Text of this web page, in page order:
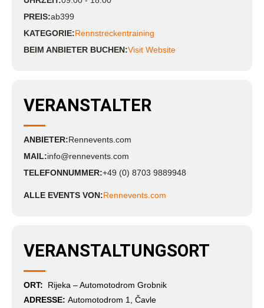
PREIS:ab399
KATEGORIE:Rennstreckentraining
BEIM ANBIETER BUCHEN:Visit Website
VERANSTALTER
ANBIETER:Rennevents.com
MAIL:info@rennevents.com
TELEFONNUMMER:+49 (0) 8703 9889948
ALLE EVENTS VON:Rennevents.com
VERANSTALTUNGSORT
ORT: Rijeka – Automotodrom Grobnik
ADRESSE: Automotodrom 1, Čavle